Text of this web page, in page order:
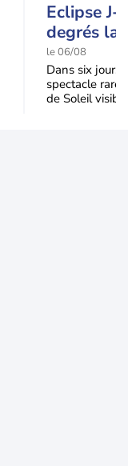
Eclipse J-
degrés la
t-elle
l'éclipse
le 06/08
Dans six
spectacle rare
de Soleil